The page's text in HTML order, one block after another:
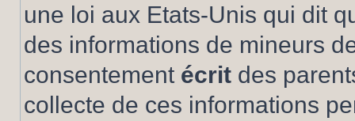
une loi aux Etats-Unis qui dit
des informations de mineurs
consentement écrit des
collecte de ces informations